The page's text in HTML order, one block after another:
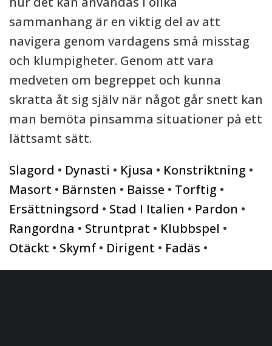
sammanhang är en viktig del av att
navigera genom vardagens små misstag
och klumpigheter. Genom att vara
medveten om begreppet och kunna
skratta åt sig själv när något går snett kan
man bemöta pinsamma situationer på ett
lättsamt sätt.
Slagord • Dynasti • Kjusa • Konstriktning •
Masort • Bärnsten • Baisse • Torftig •
Ersättningsord • Stad I Italien • Pardon •
Rangordna • Struntprat • Klubbspel •
Otäckt • Skymf • Dirigent • Fadäs •